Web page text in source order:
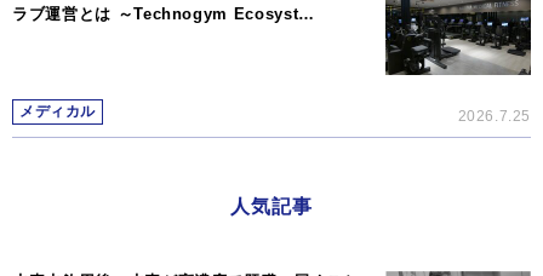
ラブ運営とは ～Technogym Ecosyst…
メディカル 2026.7.25
人気記事